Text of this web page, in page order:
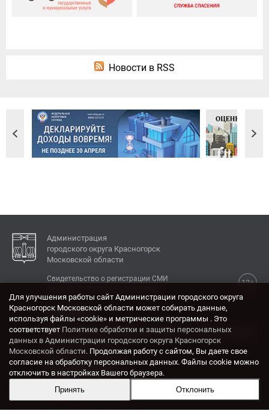
Новости в RSS
Администрация
городского округа Красногорск
Московской области
12+
Свидетельство о регистрации СМИ
КОНТАКТЫ
Адрес: 143404, Московская область, г. Красногорск,
ул. Ленина, дом 4.
Электронная почта:
krasrn@mosreg.ru
Разработка и поддержка сайта ADN
Для улучшения работы сайт Администрации городского округа
Красногорск Московской области может собирать данные,
используя файлы «cookie» и метрические программы . Это
соответствует Политике обработки и защиты персональных
данных в Администрации городского округа Красногорск
Московской области. Продолжая работу с сайтом, Вы даете свое
согласие на обработку персональных данных. Файлы cookie можно
отключить в настройках Вашего браузера.
Принять
Отклонить